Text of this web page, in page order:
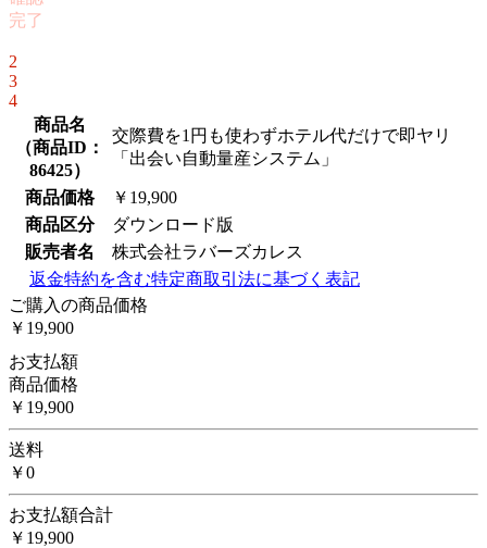
完了
2
3
4
商品名
（商品ID：
86425）
交際費を1円も使わずホテル代だけで即ヤリ
「出会い自動量産システム」
商品価格
￥19,900
商品区分
ダウンロード版
販売者名
株式会社ラバーズカレス
返金特約を含む特定商取引法に基づく表記
ご購入の商品価格
￥19,900
お支払額
商品価格
￥19,900
送料
￥0
お支払額合計
￥19,900